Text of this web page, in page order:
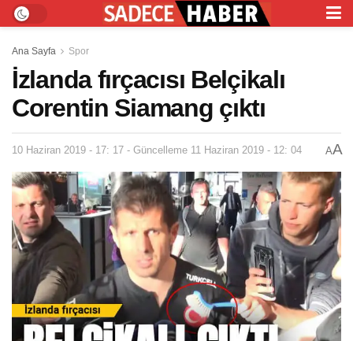
Ana Sayfa Spor
İzlanda fırçacısı Belçikalı
Corentin Siamang çıktı
10 Haziran 2019 - 17: 17 - Güncelleme 11 Haziran 2019 - 12: 04 AA